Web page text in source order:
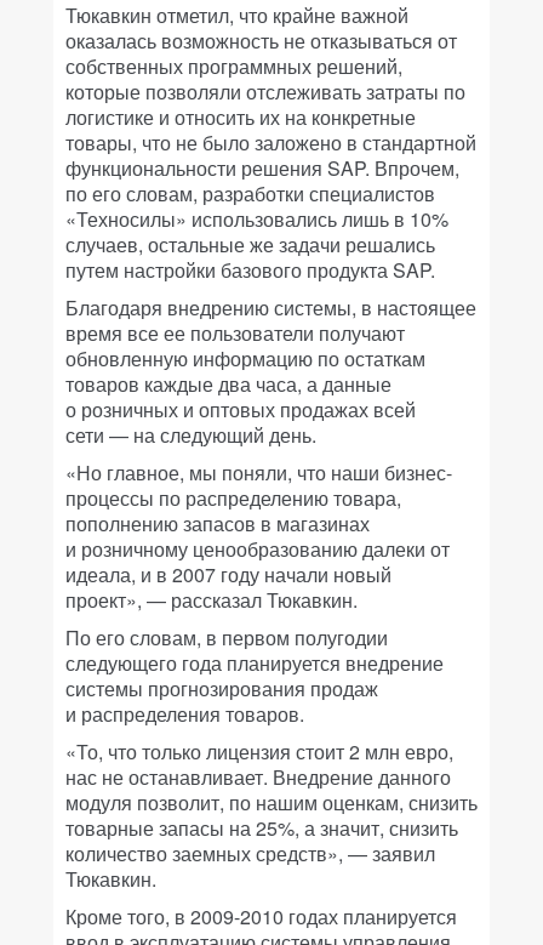
Тюкавкин отметил, что крайне важной
оказалась возможность не отказываться от
собственных программных решений,
которые позволяли отслеживать затраты по
логистике и относить их на конкретные
товары, что не было заложено в стандартной
функциональности решения SAP. Впрочем,
по его словам, разработки специалистов
«Техносилы» использовались лишь в 10%
случаев, остальные же задачи решались
путем настройки базового продукта SAP.
Благодаря внедрению системы, в настоящее
время все ее пользователи получают
обновленную информацию по остаткам
товаров каждые два часа, а данные
о розничных и оптовых продажах всей
сети — на следующий день.
«Но главное, мы поняли, что наши бизнес-
процессы по распределению товара,
пополнению запасов в магазинах
и розничному ценообразованию далеки от
идеала, и в 2007 году начали новый
проект», — рассказал Тюкавкин.
По его словам, в первом полугодии
следующего года планируется внедрение
системы прогнозирования продаж
и распределения товаров.
«То, что только лицензия стоит 2 млн евро,
нас не останавливает. Внедрение данного
модуля позволит, по нашим оценкам, снизить
товарные запасы на 25%, а значит, снизить
количество заемных средств», — заявил
Тюкавкин.
Кроме того, в 2009-2010 годах планируется